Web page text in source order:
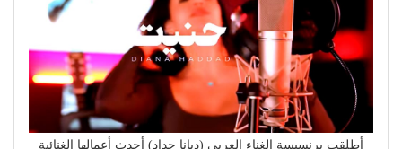
أطلقت برنسيسة الغناء العربي (ديانا حداد) أحدث أعمالها الغنائية